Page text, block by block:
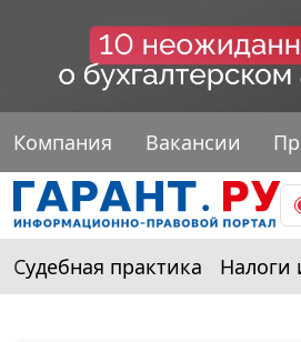
Компания Вакансии
Судебная практика Налоги